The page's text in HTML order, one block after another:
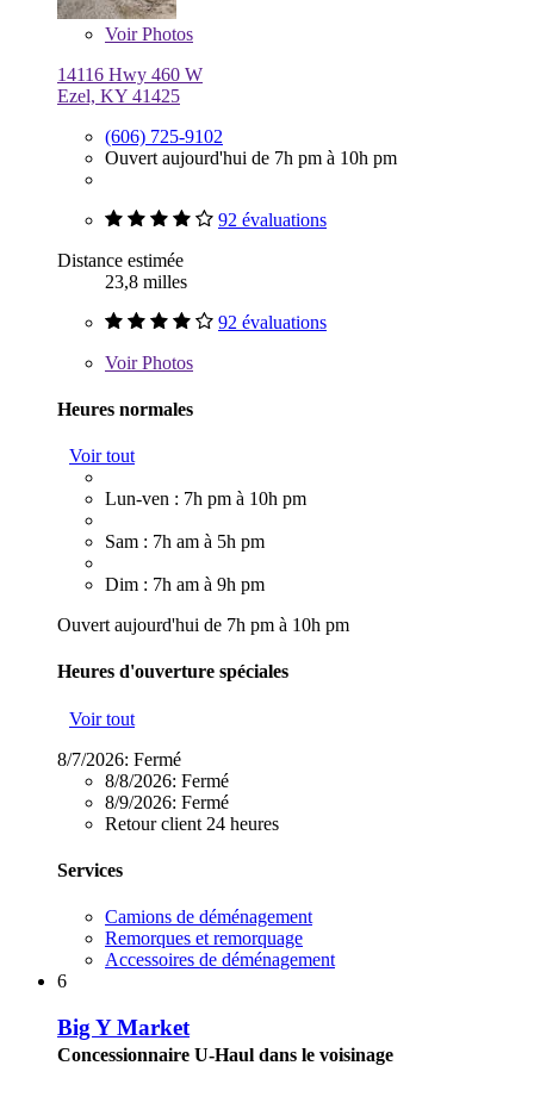
VoirPhotos
14116 Hwy 460 W
Ezel, KY 41425
(606) 725-9102
Ouvert aujourd'hui de 7h pm à 10h pm
92 évaluations
Distance estimée
23,8 milles
92 évaluations
VoirPhotos
Heures normales
Voir tout
Lun-ven : 7h pm à 10h pm
Sam : 7h am à 5h pm
Dim : 7h am à 9h pm
Ouvert aujourd'hui de 7h pm à 10h pm
Heures d'ouverture spéciales
Voir tout
8/7/2026: Fermé
8/8/2026: Fermé
8/9/2026: Fermé
Retour client 24 heures
Services
Camions de déménagement
Remorques et remorquage
Accessoires de déménagement
6
Big Y Market
Concessionnaire U-Haul dans le voisinage